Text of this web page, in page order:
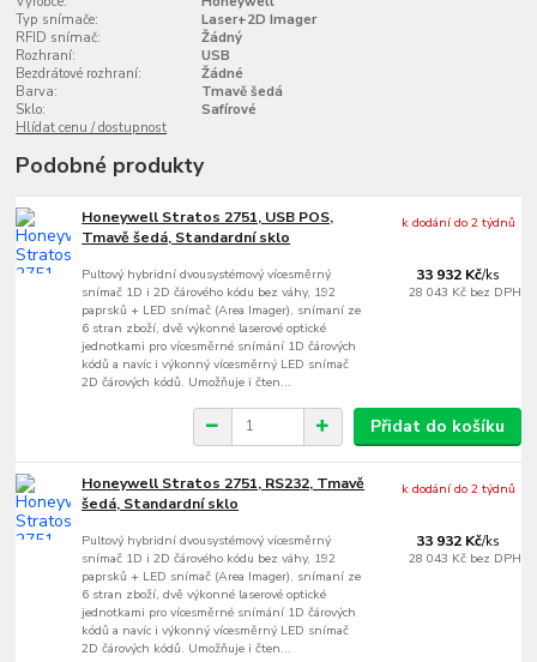
Typ snímače:
Laser+2D Imager
RFID snímač:
Žádný
Rozhraní:
USB
Bezdrátové rozhraní:
Žádné
Barva:
Tmavě šedá
Sklo:
Safírové
Hlídat cenu / dostupnost
Podobné produkty
Honeywell Stratos 2751, USB POS,
Tmavě šedá, Standardní sklo
Pultový hybridní dvousystémový vícesměrný
snímač 1D i 2D čárového kódu bez váhy, 192
paprsků + LED snímač (Area Imager), snímaní ze
6 stran zboží, dvě výkonné laserové optické
jednotkami pro vícesměrné snímání 1D čárových
kódů a navíc i výkonný vícesměrný LED snímač
2D čárových kódů. Umožňuje i čten...
33 932 Kč/ks
28 043 Kč bez DPH
k dodání do 2 týdnů
Přidat do košíku
Honeywell Stratos 2751, RS232, Tmavě
šedá, Standardní sklo
Pultový hybridní dvousystémový vícesměrný
snímač 1D i 2D čárového kódu bez váhy, 192
paprsků + LED snímač (Area Imager), snímaní ze
6 stran zboží, dvě výkonné laserové optické
jednotkami pro vícesměrné snímání 1D čárových
kódů a navíc i výkonný vícesměrný LED snímač
2D čárových kódů. Umožňuje i čten...
33 932 Kč/ks
28 043 Kč bez DPH
k dodání do 2 týdnů